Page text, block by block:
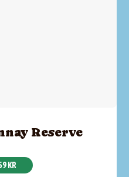
Reserve
KR